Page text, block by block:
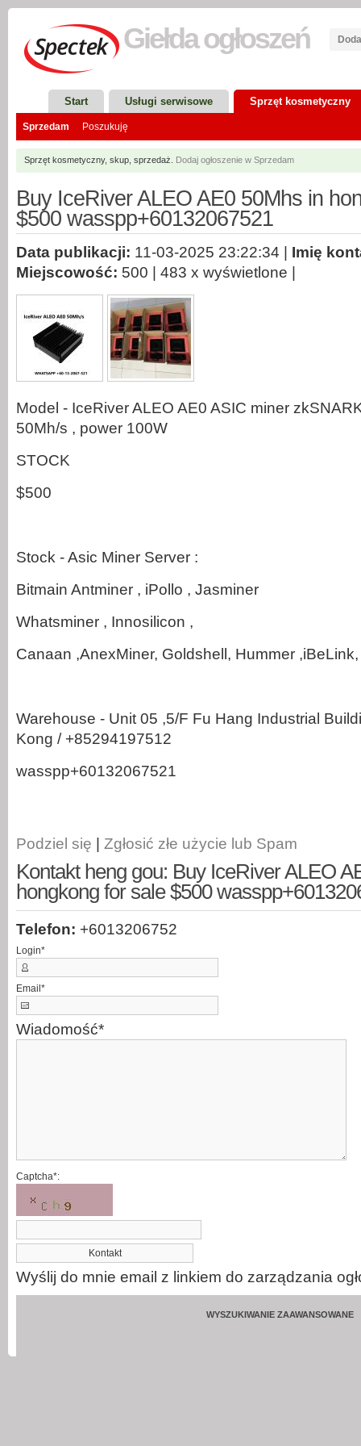
Giełdaogłoszeń
Start Usługi serwisowe Sprzęt kosmetyczny
Sprzedam Poszukuję
Sprzęt kosmetyczny, skup, sprzedaż. Dodaj ogłoszenie w Sprzedam
Buy IceRiver ALEO AE0 50Mhs in
$500 wasspp+60132067521
Data publikacji: 11-03-2025 23:22:34 | Imię
Miejscowość: 500 | 483 x wyświetlone |
Model - IceRiver ALEO AE0 ASIC miner
50Mh/s , power 100W
STOCK
$500
Stock - Asic Miner Server :
Bitmain Antminer , iPollo , Jasminer
Whatsminer , Innosilicon ,
Canaan ,AnexMiner, Goldshell, Hummer
Warehouse - Unit 05 ,5/F Fu Hang Industrial
Kong / +85294197512
wasspp+60132067521
Podziel się Zgłosić złe użycie lub Spam
Kontakt heng gou: Buy IceRiver ALEO
hongkong for sale $500
Telefon: +6013206752
Login*
Email *
Wiadomość*
Captcha*:
Wyślij do mnie email z linkiem do zarządzania
WYSZUKIWANIE ZAAWANSOWANE